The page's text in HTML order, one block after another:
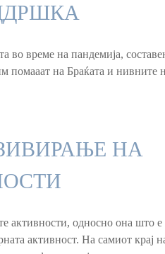
време на пандемија,
помааат на Браќата и нивните
НА
активности, односно она што е
активност. На самиот крај